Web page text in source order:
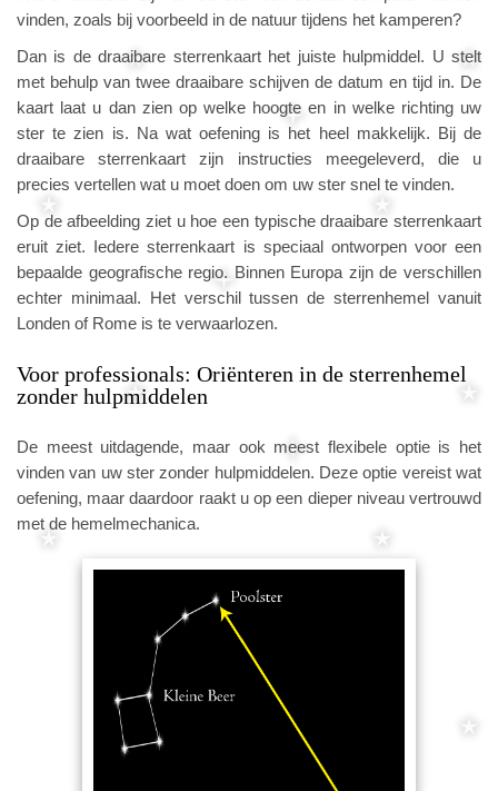
vinden, zoals bij voorbeeld in de natuur tijdens het kamperen?
Dan is de draaibare sterrenkaart het juiste hulpmiddel. U stelt
met behulp van twee draaibare schijven de datum en tijd in. De
kaart laat u dan zien op welke hoogte en in welke richting uw
ster te zien is. Na wat oefening is het heel makkelijk. Bij de
draaibare sterrenkaart zijn instructies meegeleverd, die u
precies vertellen wat u moet doen om uw ster snel te vinden.
Op de afbeelding ziet u hoe een typische draaibare sterrenkaart
eruit ziet. Iedere sterrenkaart is speciaal ontworpen voor een
bepaalde geografische regio. Binnen Europa zijn de verschillen
echter minimaal. Het verschil tussen de sterrenhemel vanuit
Londen of Rome is te verwaarlozen.
Voor professionals: Oriënteren in de sterrenhemel
zonder hulpmiddelen
De meest uitdagende, maar ook meest flexibele optie is het
vinden van uw ster zonder hulpmiddelen. Deze optie vereist wat
oefening, maar daardoor raakt u op een dieper niveau vertrouwd
met de hemelmechanica.